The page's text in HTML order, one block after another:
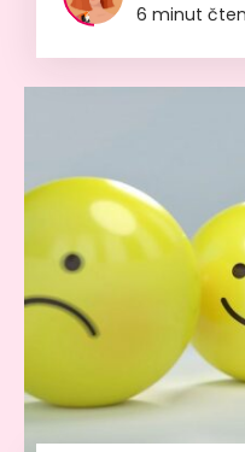
6 minut